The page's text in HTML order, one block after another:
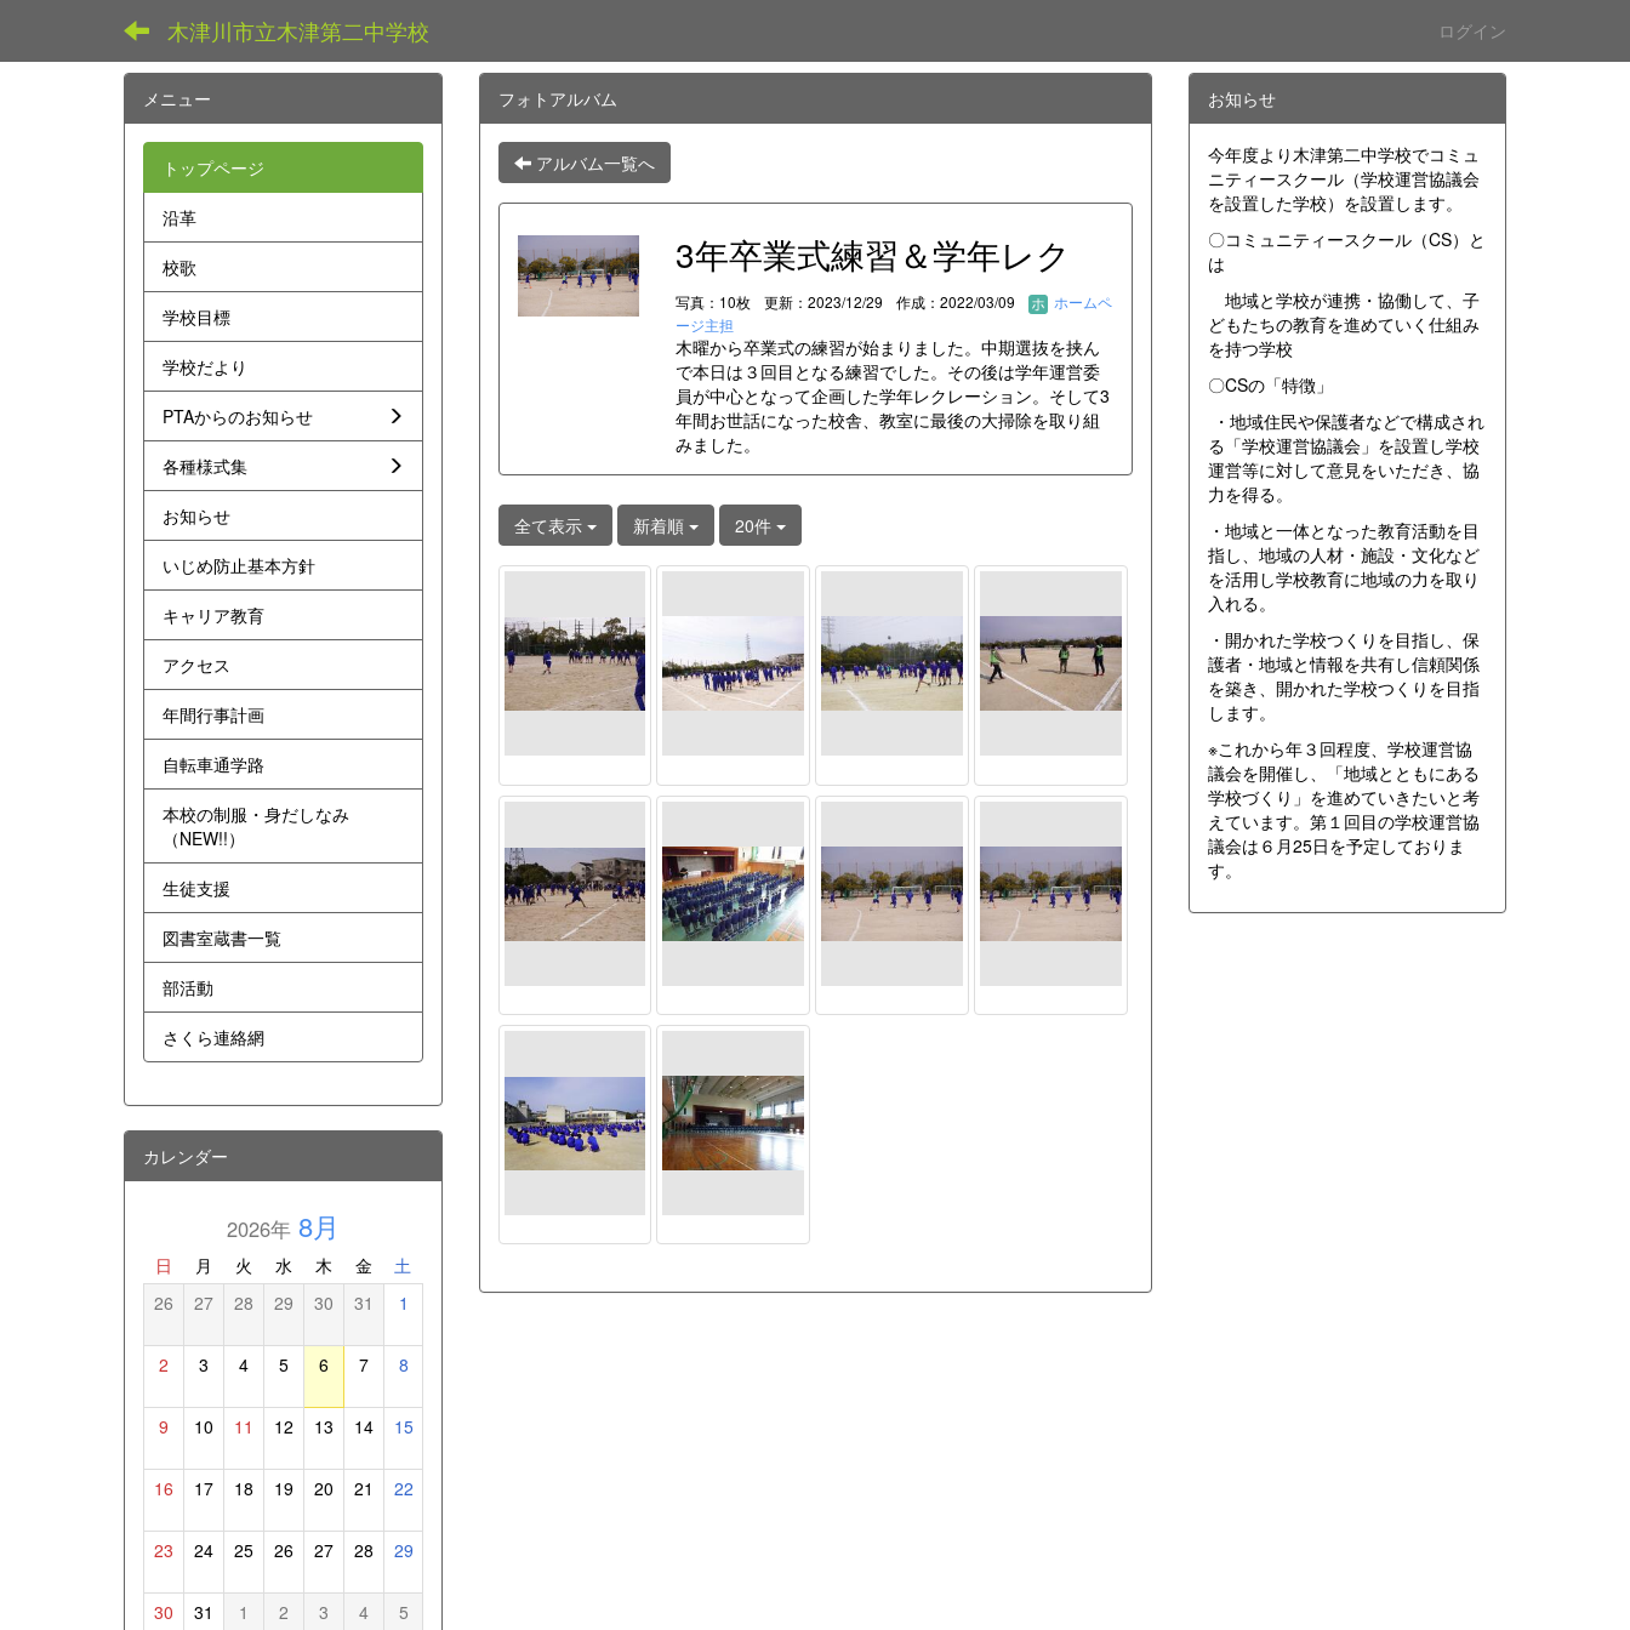
木津川市立木津第二中学校 ログイン
フォトアルバム
アルバム一覧へ
3年卒業式練習＆学年レク
写真：10枚 更新：2023/12/29 作成：2022/03/09
ホームペ
ージ主担
木曜から卒業式の練習が始まりました。中期選抜を挟ん
で本日は３回目となる練習でした。その後は学年運営委
員が中心となって企画した学年レクレーション。そして3
年間お世話になった校舎、教室に最後の大掃除を取り組
みました。
全て表示 新着順 20件
メニュー
トップページ
沿革
校歌
学校目標
学校だより
PTAからのお知らせ
各種様式集
お知らせ
いじめ防止基本方針
キャリア教育
アクセス
年間行事計画
自転車通学路
本校の制服・身だしなみ
（NEW!!）
生徒支援
図書室蔵書一覧
部活動
さくら連絡網
カレンダー
2026年8月
日 月 火 水 木 金 土
26 27 28 29 30 31 1
2 3 4 5 6 7 8
9 10 11 12 13 14 15
16 17 18 19 20 21 22
23 24 25 26 27 28 29
30 31 1 2 3 4 5
お知らせ
今年度より木津第二中学校でコミュ
ニティースクール（学校運営協議会
を設置した学校）を設置します。
〇コミュニティースクール（CS）と
は
地域と学校が連携・協働して、子
どもたちの教育を進めていく仕組み
を持つ学校
〇CSの「特徴」
・地域住民や保護者などで構成され
る「学校運営協議会」を設置し学校
運営等に対して意見をいただき、協
力を得る。
・地域と一体となった教育活動を目
指し、地域の人材・施設・文化など
を活用し学校教育に地域の力を取り
入れる。
・開かれた学校つくりを目指し、保
護者・地域と情報を共有し信頼関係
を築き、開かれた学校つくりを目指
します。
※これから年３回程度、学校運営協
議会を開催し、「地域とともにある
学校づくり」を進めていきたいと考
えています。第１回目の学校運営協
議会は６月25日を予定しておりま
す。